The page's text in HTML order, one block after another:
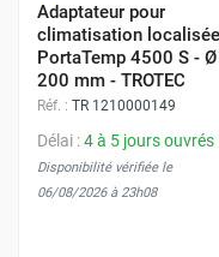
Adaptateur pour
climatisation localisée
PortaTemp 4500 S - Ø
200 mm - TROTEC
Réf. : TR 1210000149
Délai :4 à 5 jours ouvrés
Disponibilité vérifiée le
06/08/2026 à 23h08